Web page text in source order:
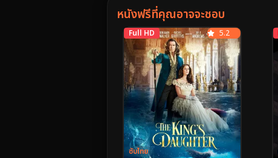
หนังฟรีที่คุณอาจจะชอบ
Full HD
ซับไทย
5.2